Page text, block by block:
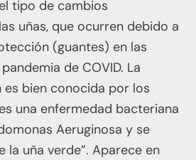
tipo de cambios
uñas, que ocurren debido a
(guantes) en las
de COVID. La
bien conocida por los
una enfermedad bacteriana
Aeruginosa y se
la uña verde”. Aparece en